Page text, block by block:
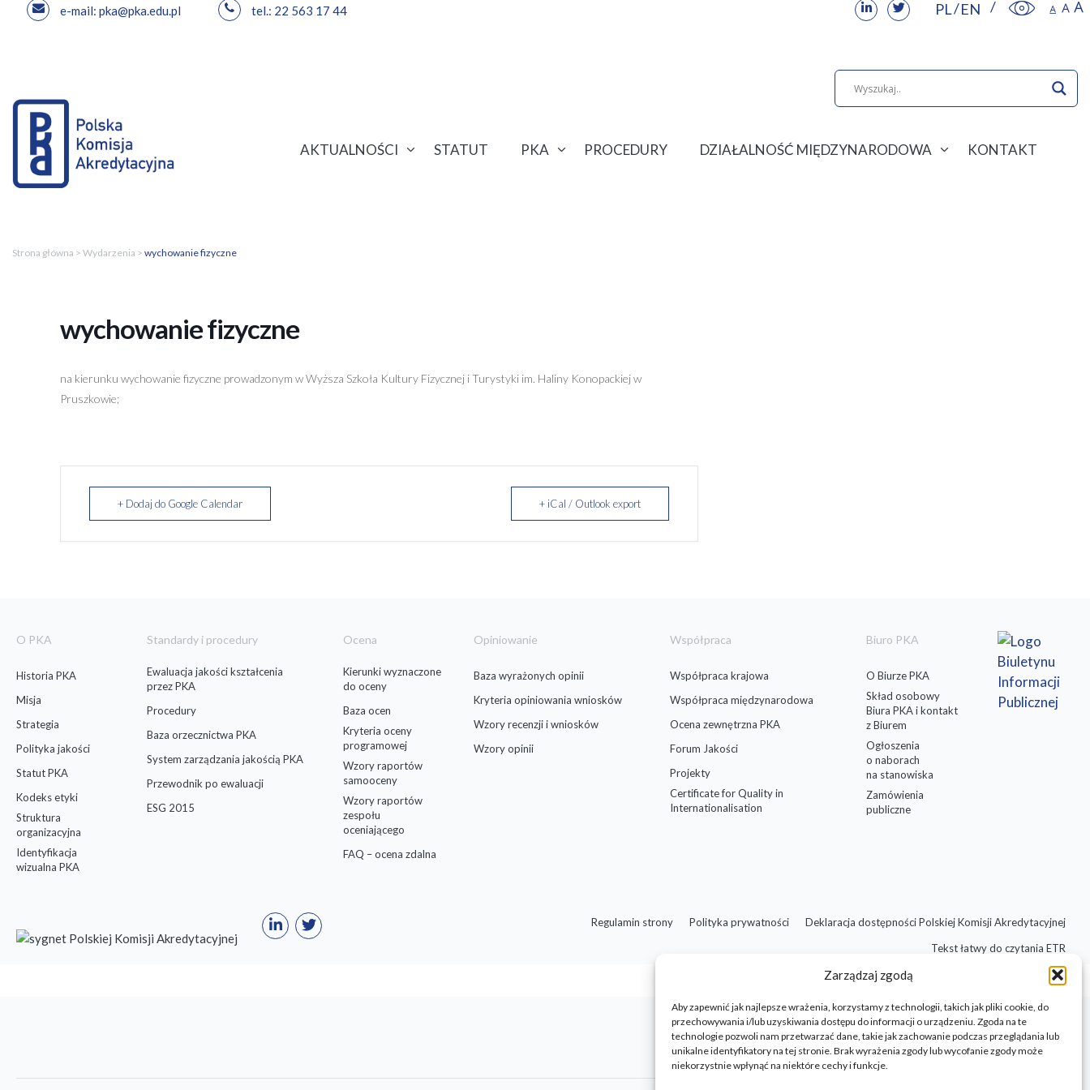
Zarządzaj zgodą
Aby zapewnić jak najlepsze wrażenia, korzystamy z technologii, takich jak pliki cookie, do
przechowywania i/lub uzyskiwania dostępu do informacji o urządzeniu. Zgoda na te
technologie pozwoli nam przetwarzać dane, takie jak zachowanie podczas przeglądania lub
unikalne identyfikatory na tej stronie. Brak wyrażenia zgody lub wycofanie zgody może
niekorzystnie wpłynąć na niektóre cechy i funkcje.
e-mail: pka@pka.edu.pl tel.: 22 563 17 44 PL EN
AKTUALNOŚCI STATUT PKA PROCEDURY DZIAŁALNOŚĆ MIĘDZYNARODOWA KONTAKT
Strona główna > Wydarzenia > wychowanie fizyczne
wychowanie fizyczne
na kierunku wychowanie fizyczne prowadzonym w Wyższa Szkoła Kultury Fizycznej i Turystyki im. Haliny Konopackiej w
Pruszkowie;
+ Dodaj do Google Calendar + iCal / Outlook export
O PKA
Historia PKA
Misja
Strategia
Polityka jakości
Statut PKA
Kodeks etyki
Struktura
organizacyjna
Identyfikacja
wizualna PKA
Standardy i procedury
Ewaluacja jakości kształcenia
przez PKA
Procedury
Baza orzecznictwa PKA
System zarządzania jakością PKA
Przewodnik po ewaluacji
ESG 2015
Ocena
Kierunki wyznaczone
do oceny
Baza ocen
Kryteria oceny
programowej
Wzory raportów
samooceny
Wzory raportów
zespołu
oceniającego
FAQ – ocena zdalna
Opiniowanie
Baza wyrażonych opinii
Kryteria opiniowania wniosków
Wzory recenzji i wniosków
Wzory opinii
Współpraca
Współpraca krajowa
Współpraca międzynarodowa
Ocena zewnętrzna PKA
Forum Jakości
Projekty
Certificate for Quality in
Internationalisation
Biuro PKA
O Biurze PKA
Skład osobowy
Biura PKA i kontakt
z Biurem
Ogłoszenia
o naborach
na stanowiska
Zamówienia
publiczne
Regulamin strony Polityka prywatności
Deklaracja dostępności Polskiej Komisji Akredytacyjnej
Tekst łatwy do czytania ETR